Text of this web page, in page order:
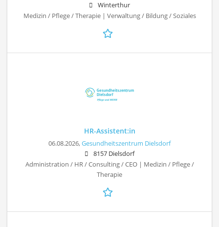
Winterthur
Medizin / Pflege / Therapie | Verwaltung / Bildung / Soziales
HR-Assistent:in
06.08.2026,Gesundheitszentrum Dielsdorf
8157 Dielsdorf
Administration / HR / Consulting / CEO | Medizin / Pflege /
Therapie